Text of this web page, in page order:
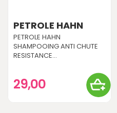
PETROLE HAHN
PETROLE HAHN
SHAMPOOING ANTI CHUTE
RESISTANCE...
29,00